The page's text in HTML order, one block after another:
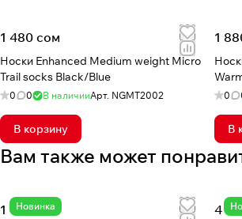
1 480 сом
Носки Enhanced Medium weight Micro
Trail socks Black/Blue
0 0 В наличииАрт. NGMT2002
В корзину
1
0
В
Вам также может
Новинка
1 440 сом 4